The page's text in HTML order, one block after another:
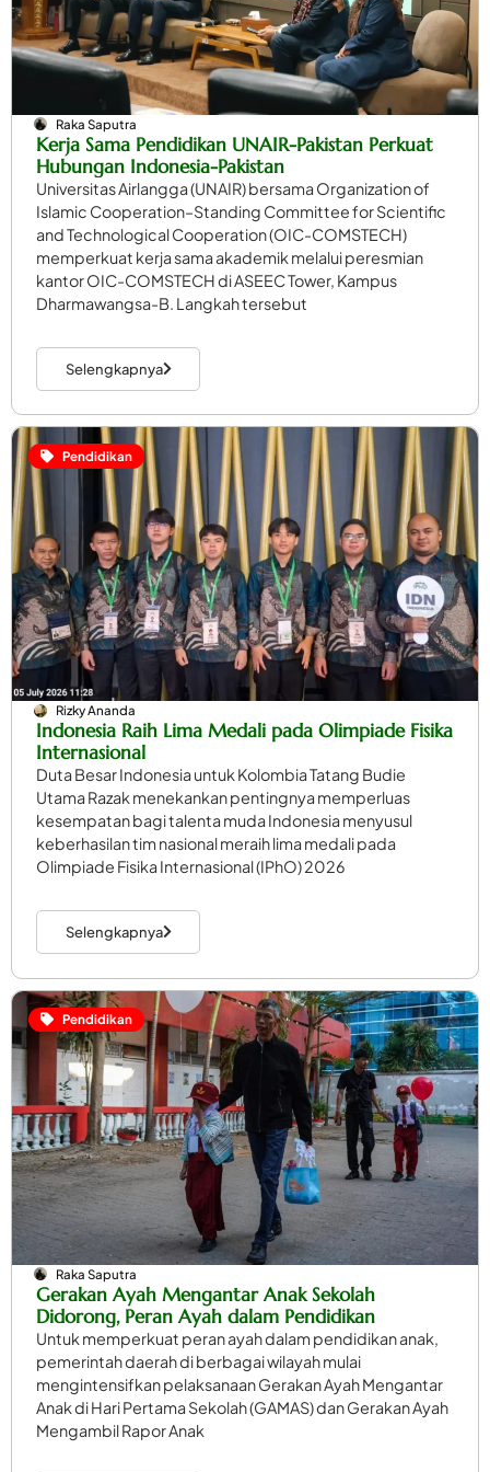
Raka Saputra
Kerja Sama Pendidikan UNAIR-Pakistan Perkuat
Hubungan Indonesia-Pakistan
Universitas Airlangga (UNAIR) bersama Organization of
Islamic Cooperation–Standing Committee for Scientific
and Technological Cooperation (OIC-COMSTECH)
memperkuat kerja sama akademik melalui peresmian
kantor OIC-COMSTECH di ASEEC Tower, Kampus
Dharmawangsa-B. Langkah tersebut
Selengkapnya
Pendidikan
Rizky Ananda
Indonesia Raih Lima Medali pada Olimpiade Fisika
Internasional
Duta Besar Indonesia untuk Kolombia Tatang Budie
Utama Razak menekankan pentingnya memperluas
kesempatan bagi talenta muda Indonesia menyusul
keberhasilan tim nasional meraih lima medali pada
Olimpiade Fisika Internasional (IPhO) 2026
Selengkapnya
Pendidikan
Raka Saputra
Gerakan Ayah Mengantar Anak Sekolah
Didorong, Peran Ayah dalam Pendidikan
Untuk memperkuat peran ayah dalam pendidikan anak,
pemerintah daerah di berbagai wilayah mulai
mengintensifkan pelaksanaan Gerakan Ayah Mengantar
Anak di Hari Pertama Sekolah (GAMAS) dan Gerakan Ayah
Mengambil Rapor Anak